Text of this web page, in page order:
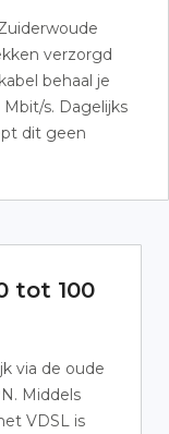
verzorgd
behaal je
s. Dagelijks
dit geen
tot 100
via de oude
Middels
VDSL is